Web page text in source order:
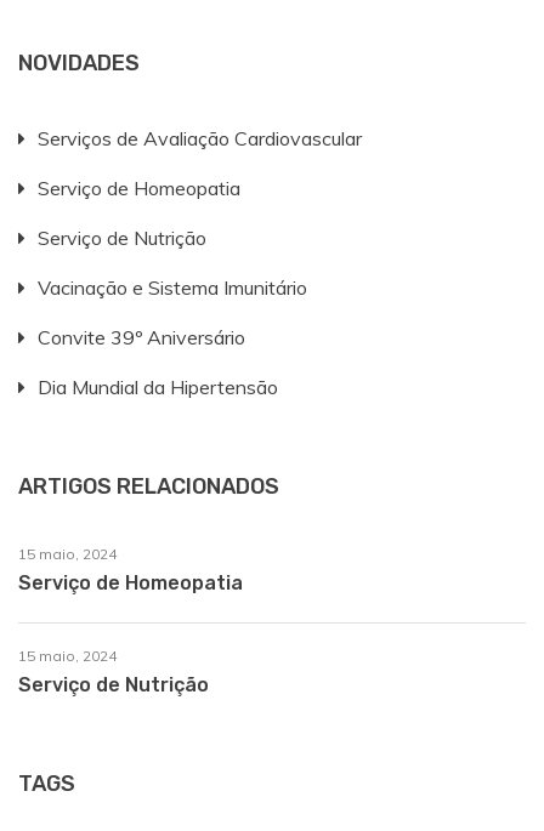
NOVIDADES
Serviços de Avaliação Cardiovascular
Serviço de Homeopatia
Serviço de Nutrição
Vacinação e Sistema Imunitário
Convite 39º Aniversário
Dia Mundial da Hipertensão
ARTIGOS RELACIONADOS
15 maio, 2024
Serviço de Homeopatia
15 maio, 2024
Serviço de Nutrição
TAGS